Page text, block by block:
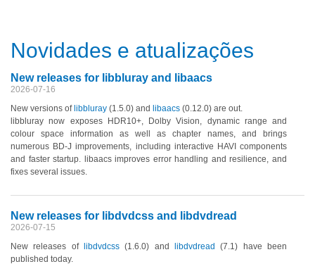
Novidades e atualizações
New releases for libbluray and libaacs
2026-07-16
New versions of libbluray (1.5.0) and libaacs (0.12.0) are out.
libbluray now exposes HDR10+, Dolby Vision, dynamic range and
colour space information as well as chapter names, and brings
numerous BD-J improvements, including interactive HAVI components
and faster startup. libaacs improves error handling and resilience, and
fixes several issues.
New releases for libdvdcss and libdvdread
2026-07-15
New releases of
libdvdcss (1.6.0) and libdvdread (7.1) have been
published today.